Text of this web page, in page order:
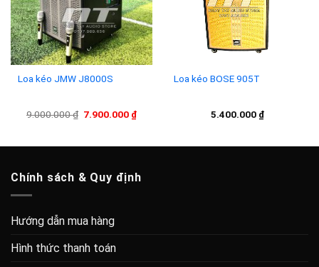
Loa kéo JMW J8000S
9.000.000₫ Giá
7.900.000 ₫Giá
7.900.000 ₫.
Loa kéo BOSE 905T
5.400.000 ₫
Chính sách & Quy định
Hướng dẫn mua hàng
Hình thức thanh toán